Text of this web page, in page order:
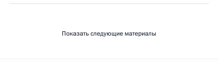
Показать следующие материалы